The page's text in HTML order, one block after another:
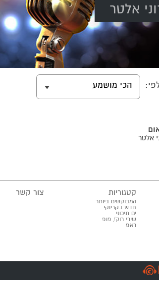
שירי רוק/פופ
היפ הופ
English songs
שירי ארץ ישראל
שירי אירוויזיון
אלטר
הכי מושמע
אלטר
קטגוריות
המבוקשים ביותר
חדש בקריוקי
ים תיכוני
שירי רוק/ פופ
ראפ
צור קשר